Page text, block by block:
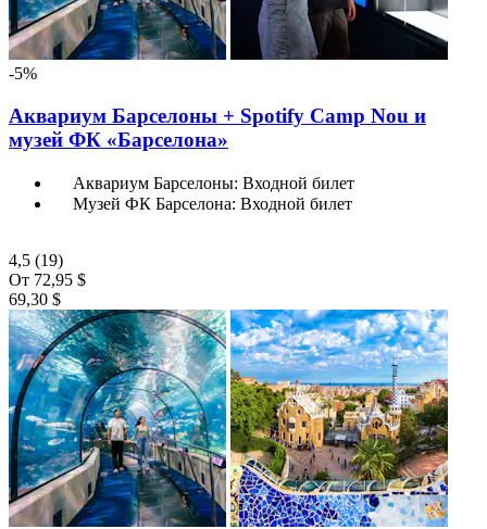
-5%
Аквариум Барселоны + Spotify Camp Nou и
музей ФК «Барселона»
Аквариум Барселоны: Входной билет
Музей ФК Барселона: Входной билет
4,5 (19)
От 72,95 $
69,30 $